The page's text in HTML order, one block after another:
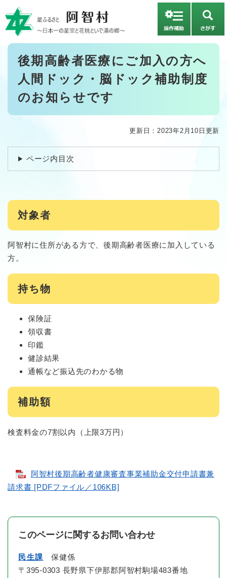
ー
ジ
が
す
本
後期高齢者医療にご加入の方へ
人間ドック・脳ドック補助制度
のお知らせです
更新日：2023年2月10日更新
ページ内目次
対象者
阿智村に住所がある方で、後期高齢者医療に加入している
方。
持ち物
保険証
領収書
印鑑
健診結果
通帳など振込先のわかる物
補助額
検査料金の7割以内（上限3万円）
阿智村後期高齢者健康審査事業補助金交付申請書兼
請求書 [PDFファイル／106KB]
このページに関するお問い合わせ
民生課 保健係
〒395-0303 長野県下伊那郡阿智村駒場483番地